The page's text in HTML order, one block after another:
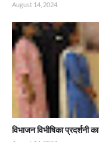
August 14, 2024
विभाजन विभीषिका प्रदर्शनी